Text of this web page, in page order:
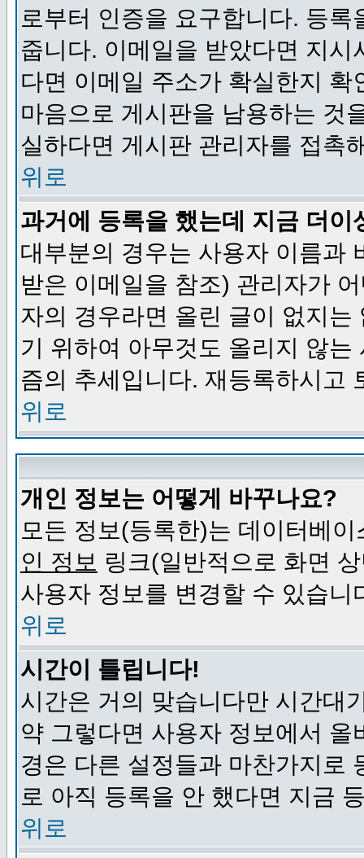
로부터 인증을 요구합니다. 등
줍니다. 이메일을 받았다면 지
다면 이메일 주소가 확실한지
마음으로 게시판을 남용하는 것
실하다면 게시판 관리자를 접촉
위로
과거에 등록을 했는데 지금 더
대부분의 경우는 사용자 이름과
받은 이메일을 참조) 관리자가
자의 경우라면 올린 글이 없지
기 위하여 아무것도 올리지 않
즘의 추세입니다. 재등록하시고
위로
개인 정보는 어떻게 바꾸나요?
모든 정보(등록한)는 데이터베
인 정보 링크(일반적으로 화면
사용자 정보를 변경할 수 있습니
위로
시간이 틀립니다!
시간은 거의 맞습니다만 시간대
약 그렇다면 사용자 정보에서
경은 다른 설정들과 마찬가지로
로 아직 등록을 안 했다면 지금
위로